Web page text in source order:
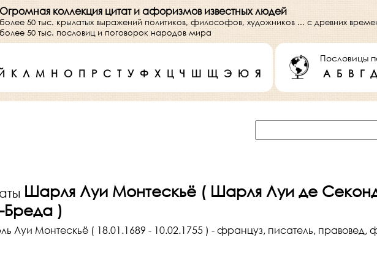
Огромная коллекция цитат и афоризмов известных людей
более 50 тыс. крылатых выражений политиков, философов, художников ... с древних
более 50 тыс. пословиц и поговорок народов мира
К Л М Н О П Р С Т У Ф Х Ц Ч Ш Щ Э Ю Я
Пословицы
А Б В Г Д
Шарля Луи Монтескьё ( Шарля Луи де
)
Луи Монтескьё ( 18.01.1689 - 10.02.1755 ) - француз, писатель,